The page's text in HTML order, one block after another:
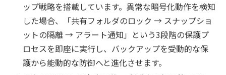
ップ戦略を搭載しています。異常な暗号化動作を検知
した場合、「共有フォルダのロック → スナップショ
ットの隔離 → アラート通知」という3段階の保護プ
ロセスを即座に実行し、バックアップを受動的な保
護から能動的な防御へと進化させます。